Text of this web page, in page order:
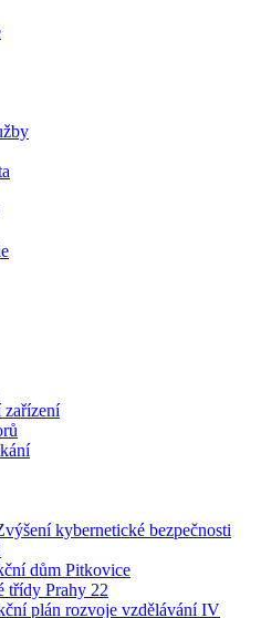
zařízení
kybernetické bezpečnosti
dům Pitkovice
třídy Prahy 22
plán rozvoje vzdělávání IV